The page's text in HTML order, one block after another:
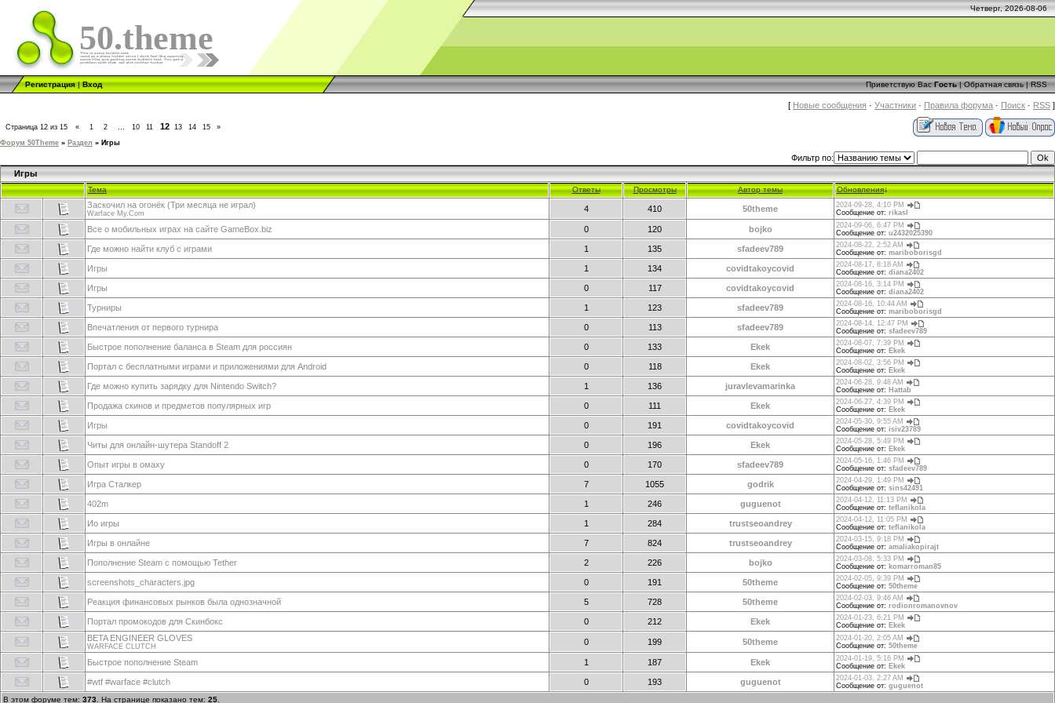
Четверг, 2026-08-06
50.theme
Регистрация|Вход Приветствую Вас Гость|Обратная связь|RSS
[ Новые сообщения · Участники · Правила форума · Поиск · RSS ]
Страница 12 из 15 « 1 2 … 10 11 12 13 14 15
»
Форум 50Theme » Раздел » Игры
Фильтр по:
Игры
Тема Ответы Просмотры Автор темы Обновления↓
Заскочил на огонёк (Три месяца не играл)
Warface My.Com 4 410 50theme
2024-09-28, 4:10 PM
Сообщение от: rikasl
Все о мобильных играх на сайте GameBox.biz 0 120 bojko
2024-09-06, 6:47 PM
Сообщение от: u2432025390
Где можно найти клуб с играми 1 135 sfadeev789
2024-08-22, 2:52 AM
Сообщение от: mariboborisgd
Игры 1 134 covidtakoycovid
2024-08-17, 8:18 AM
Сообщение от: diana2402
Игры 0 117 covidtakoycovid
2024-08-16, 3:14 PM
Сообщение от: diana2402
Турниры 1 123 sfadeev789
2024-08-16, 10:44 AM
Сообщение от: mariboborisgd
Впечатления от первого турнира 0 113 sfadeev789
2024-08-14, 12:47 PM
Сообщение от: sfadeev789
Быстрое пополнение баланса в Steam для россиян 0 133 Ekek
2024-08-07, 7:39 PM
Сообщение от: Ekek
Портал с бесплатными играми и приложениями для Android 0 118 Ekek
2024-08-02, 3:56 PM
Сообщение от: Ekek
Где можно купить зарядку для Nintendo Switch? 1 136 juravlevamarinka
2024-06-28, 9:48 AM
Сообщение от: Hattab
Продажа скинов и предметов популярных игр 0 111 Ekek
2024-06-27, 4:39 PM
Сообщение от: Ekek
Игры 0 191 covidtakoycovid
2024-05-30, 9:55 AM
Сообщение от: isiv23789
Читы для онлайн-шутера Standoff 2 0 196 Ekek
2024-05-28, 5:49 PM
Сообщение от: Ekek
Опыт игры в омаху 0 170 sfadeev789
2024-05-16, 1:46 PM
Сообщение от: sfadeev789
Игра Сталкер 7 1055 godrik
2024-04-29, 1:49 PM
Сообщение от: sins42491
402m 1 246 guguenot
2024-04-12, 11:13 PM
Сообщение от: teflanikola
Ио игры 1 284 trustseoandrey
2024-04-12, 11:05 PM
Сообщение от: teflanikola
Игры в онлайне 7 824 trustseoandrey
2024-03-15, 9:18 PM
Сообщение от: amaliakopirajt
Пополнение Steam с помощью Tether 2 226 bojko
2024-03-08, 5:33 PM
Сообщение от: komarroman85
screenshots_characters.jpg 0 191 50theme
2024-02-05, 9:39 PM
Сообщение от: 50theme
Реакция финансовых рынков была однозначной 5 728 50theme
2024-02-03, 9:46 AM
Сообщение от: rodionromanovnov
Портал промокодов для Скинбокс 0 212 Ekek
2024-01-23, 6:21 PM
Сообщение от: Ekek
BETA ENGINEER GLOVES
WARFACE CLUTCH 0 199 50theme
2024-01-20, 2:05 AM
Сообщение от: 50theme
Быстрое пополнение Steam 1 187 Ekek
2024-01-19, 5:16 PM
Сообщение от: Ekek
#wtf #warface #clutch 0 193 guguenot
2024-01-03, 2:27 AM
Сообщение от: guguenot
В этом форуме тем: 373 . На странице показано тем: 25